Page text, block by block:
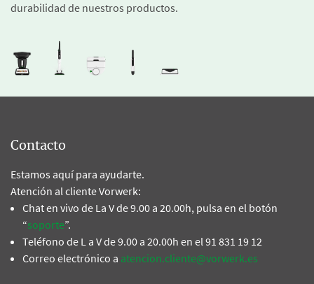
durabilidad de nuestros productos.
Contacto
Estamos aquí para ayudarte.
Atención al cliente Vorwerk:
Chat en vivo de La V de 9.00 a 20.00h, pulsa en el botón
“soporte”.
Teléfono de L a V de 9.00 a 20.00h en el 91 831 19 12
Correo electrónico a atencion.cliente@vorwerk.es